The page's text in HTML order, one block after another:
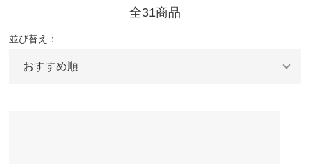
全31商品
並び替え：